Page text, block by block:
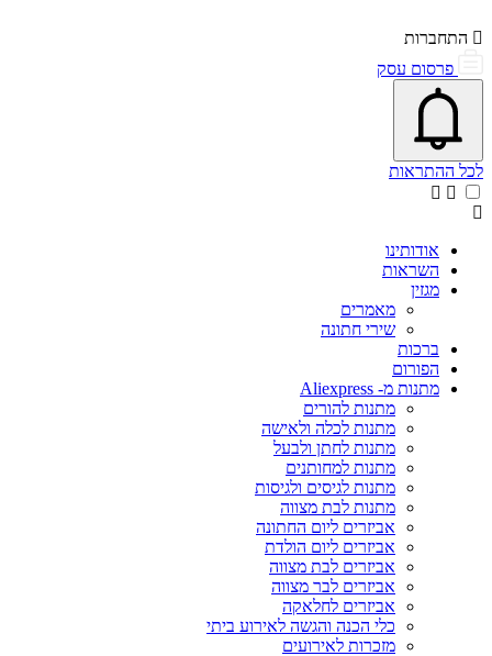
התחברות
פרסום עסק
פתיחת\סגירת מרכז התראות
אייקון פעמון
לכל ההתראות
אודותינו
השראות
מגזין
מאמרים
שירי חתונה
ברכות
הפורום
מתנות מ- Aliexpress
מתנות להורים
מתנות לכלה ולאישה
מתנות לחתן ולבעל
מתנות למחותנים
מתנות לגיסים ולגיסות
מתנות לבת מצווה
אביזרים ליום החתונה
אביזרים ליום הולדת
אביזרים לבת מצווה
אביזרים לבר מצווה
אביזרים לחלאקה
כלי הכנה והגשה לאירוע ביתי
מזכרות לאירועים